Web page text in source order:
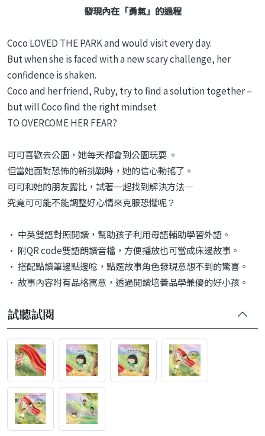
發現內在「勇氣」的過程
Coco LOVED THE PARK and would visit every day.
But when she is faced with a new scary challenge, her
confidence is shaken.
Coco and her friend, Ruby, try to find a solution together –
but will Coco find the right mindset
TO OVERCOME HER FEAR?
可可喜歡去公園，她每天都會到公園玩耍 。
但當她面對恐怖的新挑戰時，她的信心動搖了。
可可和她的朋友露比，試著一起找到解決方法—
究竟可可能不能調整好心情來克服恐懼呢？
• 中英雙語對照閱讀，幫助孩子利用母語輔助學習外語。
• 附QR code雙語朗讀音檔，方便播放也可當成床邊故事。
• 搭配點讀筆邊點邊唸，點選故事角色發現意想不到的驚喜。
• 故事內容附有品格寓意，透過閱讀培養品學兼優的好小孩。
試聽試閱